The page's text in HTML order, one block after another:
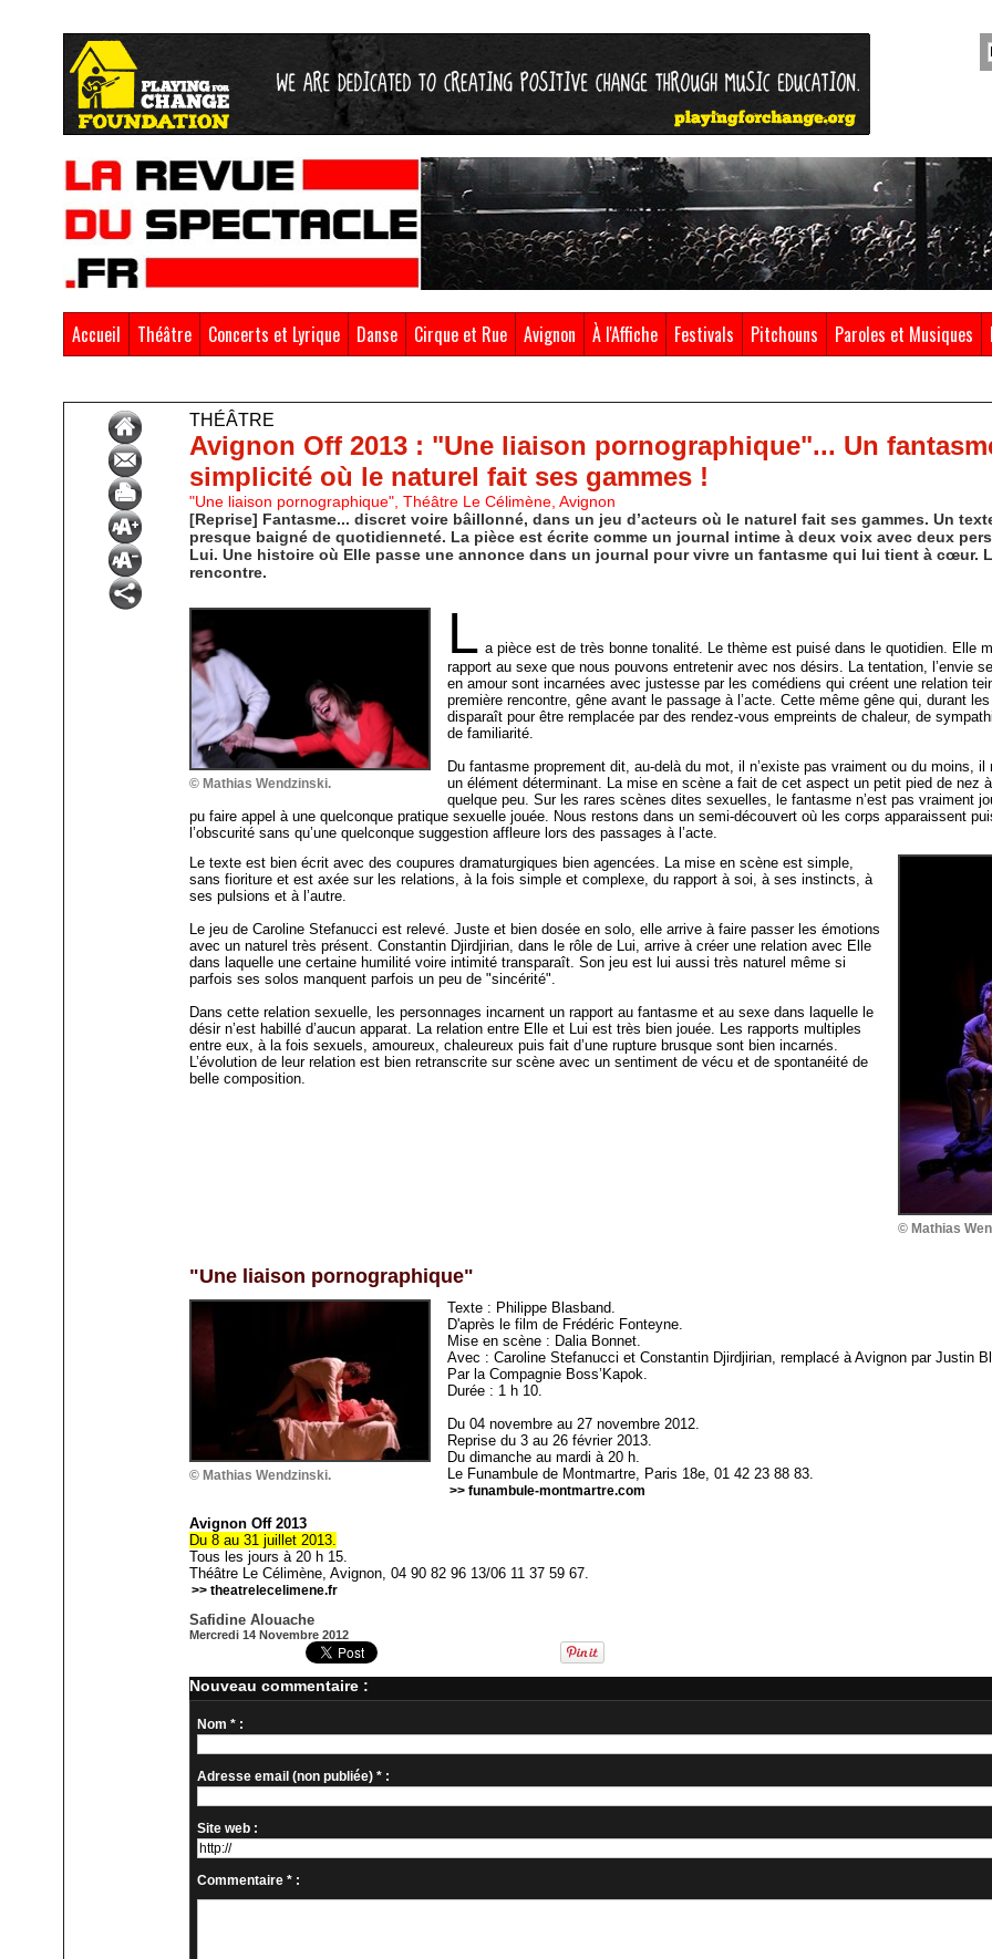
Accueil Théâtre Concerts et Lyrique Danse Cirque et Rue Avignon À l'Affiche Festivals Pitchouns Paroles et Musiques
THÉÂTRE
Avignon Off 2013 : "Une liaison pornographique"... Un
simplicité où le naturel fait ses gammes !
"Une liaison pornographique", Théâtre Le Célimène, Avignon
[Reprise] Fantasme... discret voire bâillonné, dans un jeu d’acteurs où le naturel fait ses gammes. Un
presque baigné de quotidienneté. La pièce est écrite comme un journal intime à deux voix avec deux
Lui. Une histoire où Elle passe une annonce dans un journal pour vivre un fantasme qui lui tient à cœur.
rencontre.
© Mathias Wendzinski.
L a pièce est de très bonne tonalité. Le thème est puisé dans le quotidien. Elle
rapport au sexe que nous pouvons entretenir avec nos désirs. La tentation, l’envie
en amour sont incarnées avec justesse par les comédiens qui créent une relation
première rencontre, gêne avant le passage à l’acte. Cette même gêne qui, durant
disparaît pour être remplacée par des rendez-vous empreints de chaleur, de
de familiarité.
Du fantasme proprement dit, au-delà du mot, il n’existe pas vraiment ou du moins, il
un élément déterminant. La mise en scène a fait de cet aspect un petit pied de nez à
quelque peu. Sur les rares scènes dites sexuelles, le fantasme n’est pas vraiment
pu faire appel à une quelconque pratique sexuelle jouée. Nous restons dans un semi-découvert où les corps apparaissent
l’obscurité sans qu’une quelconque suggestion affleure lors des passages à l’acte.
© Mathias
Le texte est bien écrit avec des coupures dramaturgiques bien agencées. La mise en scène est simple,
sans fioriture et est axée sur les relations, à la fois simple et complexe, du rapport à soi, à ses instincts, à
ses pulsions et à l’autre.
Le jeu de Caroline Stefanucci est relevé. Juste et bien dosée en solo, elle arrive à faire passer les émotions
avec un naturel très présent. Constantin Djirdjirian, dans le rôle de Lui, arrive à créer une relation avec Elle
dans laquelle une certaine humilité voire intimité transparaît. Son jeu est lui aussi très naturel même si
parfois ses solos manquent parfois un peu de "sincérité".
Dans cette relation sexuelle, les personnages incarnent un rapport au fantasme et au sexe dans laquelle le
désir n’est habillé d’aucun apparat. La relation entre Elle et Lui est très bien jouée. Les rapports multiples
entre eux, à la fois sexuels, amoureux, chaleureux puis fait d’une rupture brusque sont bien incarnés.
L’évolution de leur relation est bien retranscrite sur scène avec un sentiment de vécu et de spontanéité de
belle composition.
"Une liaison pornographique"
© Mathias Wendzinski.
Texte : Philippe Blasband.
D'après le film de Frédéric Fonteyne.
Mise en scène : Dalia Bonnet.
Avec : Caroline Stefanucci et Constantin Djirdjirian, remplacé à Avignon par Justin
Par la Compagnie Boss’Kapok.
Durée : 1 h 10.
Du 04 novembre au 27 novembre 2012.
Reprise du 3 au 26 février 2013.
Du dimanche au mardi à 20 h.
Le Funambule de Montmartre, Paris 18e, 01 42 23 88 83.
>> funambule-montmartre.com
Avignon Off 2013
Du 8 au 31 juillet 2013.
Tous les jours à 20 h 15.
Théâtre Le Célimène, Avignon, 04 90 82 96 13/06 11 37 59 67.
>> theatrelecelimene.fr
Safidine Alouache
Mercredi 14 Novembre 2012
Nouveau commentaire :
Nom * :
Adresse email (non publiée) * :
Site web :
Commentaire * :